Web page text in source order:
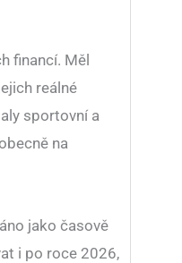
financí. Měl
reálné
sportovní a
na
jako časově
i po roce 2026,